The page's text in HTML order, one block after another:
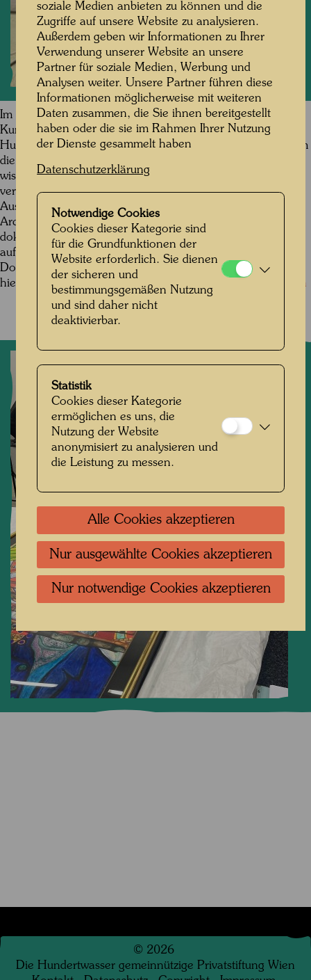
Im Rahmen einer Förderung des Bundesministeriums für
Kunst, Kultur, öffentlicher Dienst und Sport arbeitete das
Hundertwasser Archiv an einem Digitalisierungsprojekt, um
die Kunst Hundertwassers der Öffentlichkeit und der
wissenschaftlichen Forschung in größerem Umfang und
verbesserter Qualität digital zugänglich zu machen.
Ausgewählte Kunstwerke, Fotografien sowie auch andere
Archiv-Schätze mit besonderem künstlerischem und
dokumentarischem Wert werden (neu) digitalisiert und
auf
https://hundertwasser.com/publiziert.
Dokumentarische Fotos gibt es
hier:
https://hundertwasser.com/biographie/bildergalerien
© 2026
Die Hundertwasser gemeinnützige Privatstiftung Wien
soziale Medien anbieten zu können und die
Zugriffe auf unsere Website zu analysieren.
Außerdem geben wir Informationen zu Ihrer
Verwendung unserer Website an unsere
Partner für soziale Medien, Werbung und
Analysen weiter. Unsere Partner führen diese
Informationen möglicherweise mit weiteren
Daten zusammen, die Sie ihnen bereitgestellt
haben oder die sie im Rahmen Ihrer Nutzung
der Dienste gesammelt haben
Datenschutzerklärung
Notwendige Cookies
Cookies dieser Kategorie sind
für die Grundfunktionen der
Website erforderlich. Sie dienen
der sicheren und
bestimmungsgemäßen Nutzung
und sind daher nicht
deaktivierbar.
Statistik
Cookies dieser Kategorie
ermöglichen es uns, die
Nutzung der Website
anonymisiert zu analysieren und
die Leistung zu messen.
Alle Cookies akzeptieren
Nur ausgewählte Cookies akzeptieren
Nur notwendige Cookies akzeptieren